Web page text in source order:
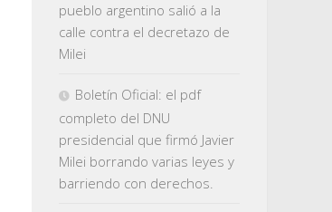
pueblo argentino salió a la
calle contra el decretazo de
Milei
Boletín Oficial: el pdf
completo del DNU
presidencial que firmó Javier
Milei borrando varias leyes y
barriendo con derechos.